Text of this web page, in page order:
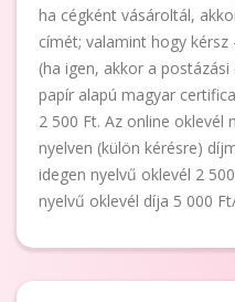
ha cégként vásároltál,
címét; valamint hogy
(ha igen, akkor a
papír alapú magyar
2 500 Ft. Az online oklevél
nyelven (külön kérésre)
idegen nyelvű oklevél 2
nyelvű oklevél díja 5 000